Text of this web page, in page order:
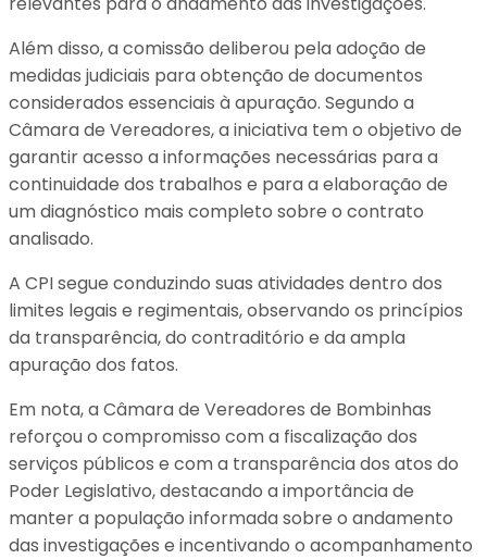
Além disso, a comissão deliberou pela adoção de
medidas judiciais para obtenção de documentos
considerados essenciais à apuração. Segundo a
Câmara de Vereadores, a iniciativa tem o objetivo de
garantir acesso a informações necessárias para a
continuidade dos trabalhos e para a elaboração de
um diagnóstico mais completo sobre o contrato
analisado.
A CPI segue conduzindo suas atividades dentro dos
limites legais e regimentais, observando os princípios
da transparência, do contraditório e da ampla
apuração dos fatos.
Em nota, a Câmara de Vereadores de Bombinhas
reforçou o compromisso com a fiscalização dos
serviços públicos e com a transparência dos atos do
Poder Legislativo, destacando a importância de
manter a população informada sobre o andamento
das investigações e incentivando o acompanhamento